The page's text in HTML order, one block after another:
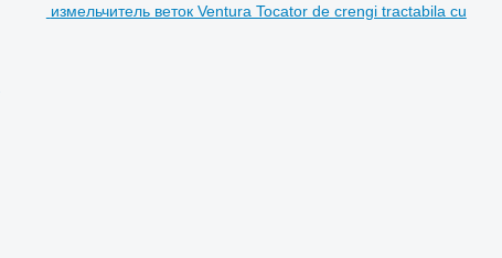
измельчитель веток Ventura Tocator de crengi tractabila cu